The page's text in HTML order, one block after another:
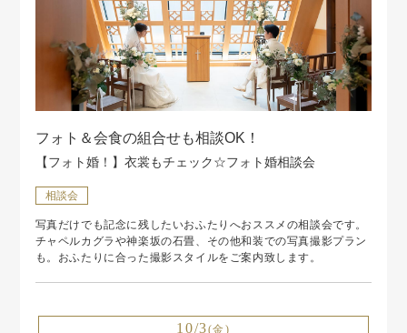
フォト＆会食の組合せも相談OK！
【フォト婚！】衣裳もチェック☆フォト婚相談会
相談会
写真だけでも記念に残したいおふたりへおススメの相談会です。
チャペルカグラや神楽坂の石畳、その他和装での写真撮影プラン
も。おふたりに合った撮影スタイルをご案内致します。
10/3(金)